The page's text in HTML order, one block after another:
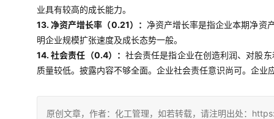
业具有较高的成长能力。
13. 净资产增长率（0.21）： 净资产增长率是指企业本期净资
明企业规模扩张速度及成长态势一般。
14. 社会责任（0.4）： 社会责任是指企业在创造利润、对股
质量较低。披露内容不够全面。企业社会责任意识尚可。企
原创文章，作者：化工管理，如若转载，请注明出处：